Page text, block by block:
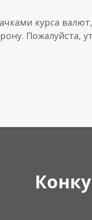
курса
Пожалуйста,